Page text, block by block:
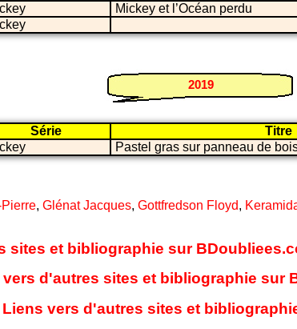
Mickey et l’Océan perdu
2019
Série Titre
Pastel gras sur panneau de
, Glénat Jacques, Gottfredson Floyd,
sites et bibliographie sur
d'autres sites et bibliographie sur
vers d'autres sites et